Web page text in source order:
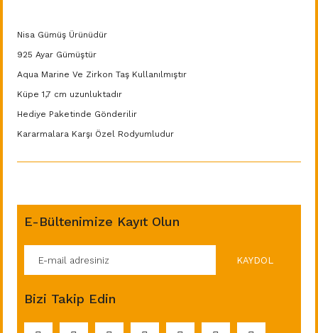
Nisa Gümüş Ürünüdür
925 Ayar Gümüştür
Aqua Marine Ve Zirkon Taş Kullanılmıştır
Küpe 1,7 cm uzunluktadır
Hediye Paketinde Gönderilir
Kararmalara Karşı Özel Rodyumludur
E-Bültenimize Kayıt Olun
KAYDOL
Bizi Takip Edin